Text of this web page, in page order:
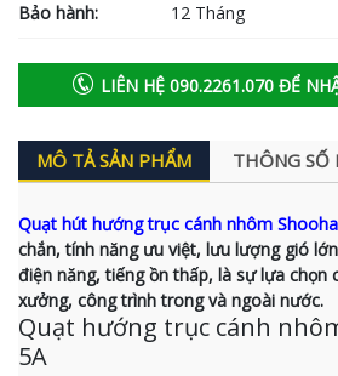
Bảo hành: 12 Tháng
LIÊN HỆ 090.2261.070 ĐỂ
MÔ TẢ SẢN PHẨM THÔNG SỐ
Quạt hút hướng trục cánh nhôm
chắn, tính năng ưu việt, lưu lượng gió
điện năng, tiếng ồn thấp, là sự lựa chọn
xưởng, công trình trong và ngoài nước.
Quạt hướng trục cánh
5A